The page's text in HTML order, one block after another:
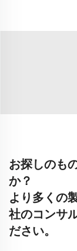
お探しのも
か？
より多くの
社のコンサ
ださい。